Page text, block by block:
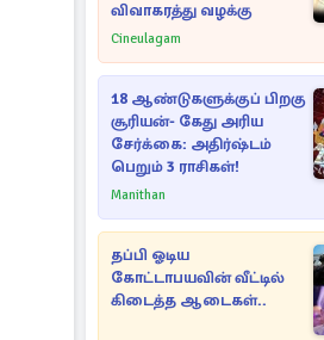
விவாகரத்து வழக்கு
Cineulagam
18 ஆண்டுகளுக்குப் பிறகு
சூரியன்- கேது அரிய
சேர்க்கை: அதிர்ஷ்டம்
பெறும் 3 ராசிகள்!
Manithan
தப்பி ஓடிய
கோட்டாபயவின் வீட்டில்
கிடைத்த ஆடைகள்..